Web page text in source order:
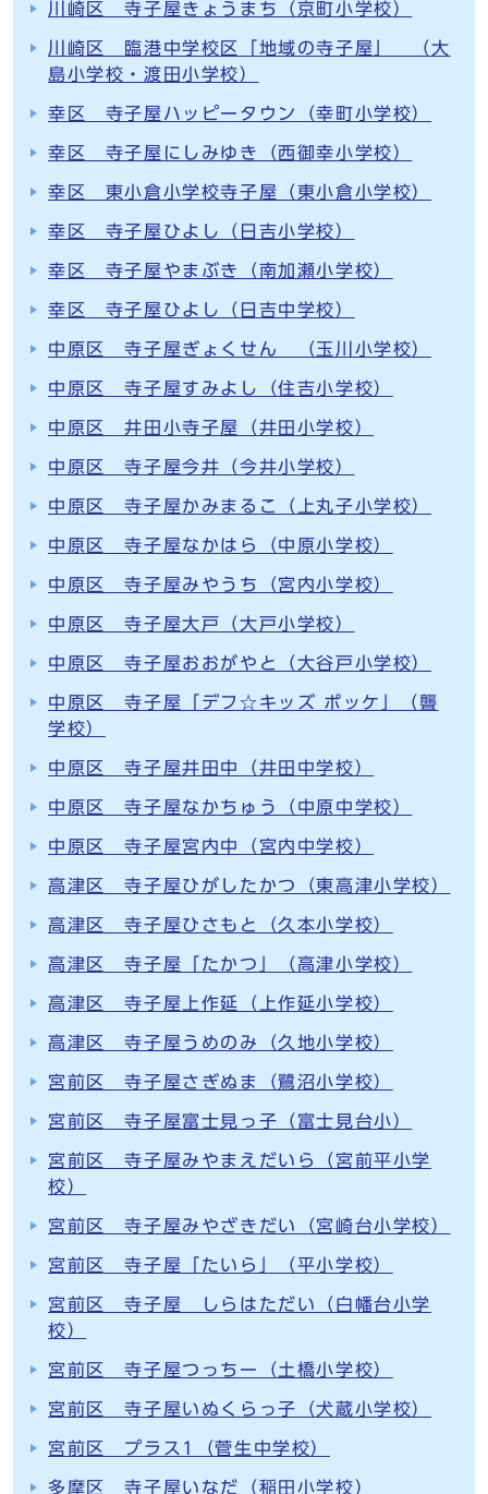
川崎区 寺子屋きょうまち（京町小学校）
川崎区 臨港中学校区「地域の寺子屋」 （大
島小学校・渡田小学校）
幸区 寺子屋ハッピータウン（幸町小学校）
幸区 寺子屋にしみゆき（西御幸小学校）
幸区 東小倉小学校寺子屋（東小倉小学校）
幸区 寺子屋ひよし（日吉小学校）
幸区 寺子屋やまぶき（南加瀬小学校）
幸区 寺子屋ひよし（日吉中学校）
中原区 寺子屋ぎょくせん （玉川小学校）
中原区 寺子屋すみよし（住吉小学校）
中原区 井田小寺子屋（井田小学校）
中原区 寺子屋今井（今井小学校）
中原区 寺子屋かみまるこ（上丸子小学校）
中原区 寺子屋なかはら（中原小学校）
中原区 寺子屋みやうち（宮内小学校）
中原区 寺子屋大戸（大戸小学校）
中原区 寺子屋おおがやと（大谷戸小学校）
中原区 寺子屋「デフ☆キッズ ポッケ」（聾
学校）
中原区 寺子屋井田中（井田中学校）
中原区 寺子屋なかちゅう（中原中学校）
中原区 寺子屋宮内中（宮内中学校）
高津区 寺子屋ひがしたかつ（東高津小学校）
高津区 寺子屋ひさもと（久本小学校）
高津区 寺子屋「たかつ」（高津小学校）
高津区 寺子屋上作延（上作延小学校）
高津区 寺子屋うめのみ（久地小学校）
宮前区 寺子屋さぎぬま（鷺沼小学校）
宮前区 寺子屋富士見っ子（富士見台小）
宮前区 寺子屋みやまえだいら（宮前平小学
校）
宮前区 寺子屋みやざきだい（宮崎台小学校）
宮前区 寺子屋「たいら」（平小学校）
宮前区 寺子屋 しらはただい（白幡台小学
校）
宮前区 寺子屋つっちー（土橋小学校）
宮前区 寺子屋いぬくらっ子（犬蔵小学校）
宮前区 プラス1（菅生中学校）
多摩区 寺子屋いなだ（稲田小学校）